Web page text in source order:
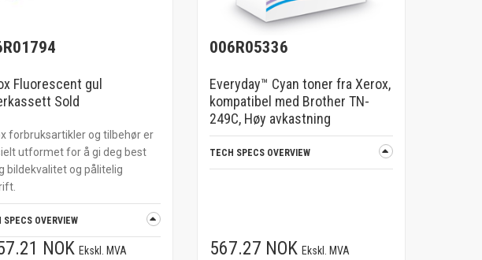
Fluorescent gul
Sold
forbruksartikler og tilbehør er
utformet for å gi deg best
bildekvalitet og pålitelig
SPECS OVERVIEW
NOK Ekskl. MVA
006R05336
Everyday™ Cyan toner fra Xerox,
kompatibel med Brother TN-
249C, Høy avkastning
TECH SPECS OVERVIEW
567.27 NOK Ekskl. MVA